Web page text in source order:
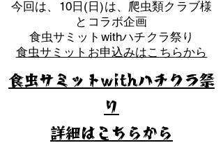
​今回は、10日(日)は、爬虫類クラブ様
とコラボ企画
​食虫サミットwithハチクラ祭り
食虫サミットお申込みはこちらから
食虫サミットwithハチクラ祭
り
​詳細はこちらから